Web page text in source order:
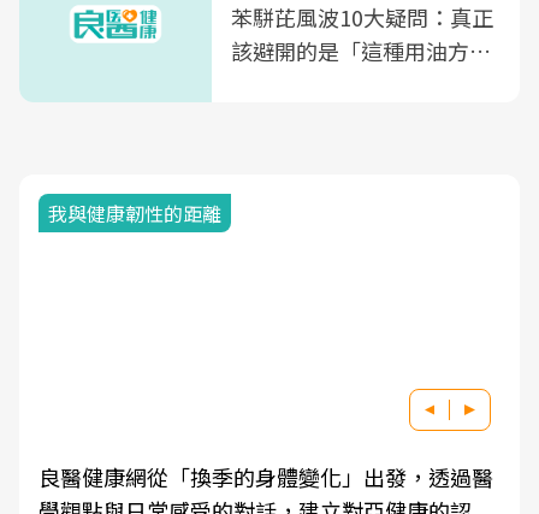
苯駢芘風波10大疑問：真正
該避開的是「這種用油方
我與健康韌性的距離
良醫健康網從「換季的身體變化」出發，透過醫